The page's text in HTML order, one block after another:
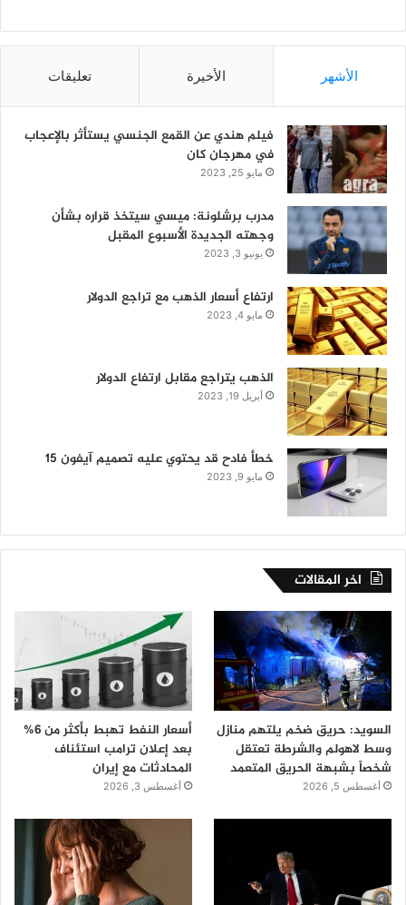
الأشهر الأخيرة تعليقات
فيلم هندي عن القمع الجنسي يستأثر بالإعجاب
في مهرجان كان
مايو 25, 2023
مدرب برشلونة: ميسي سيتخذ قراره بشأن
وجهته الجديدة الأسبوع المقبل
يونيو 3, 2023
ارتفاع أسعار الذهب مع تراجع الدولار
مايو 4, 2023
الذهب يتراجع مقابل ارتفاع الدولار
أبريل 19, 2023
خطأ فادح قد يحتوي عليه تصميم آيفون 15
مايو 9, 2023
اخر المقالات
السويد: حريق ضخم يلتهم منازل
وسط لاهولم والشرطة تعتقل
شخصاً بشبهة الحريق المتعمد
أغسطس 5, 2026
أسعار النفط تهبط بأكثر من 6%
بعد إعلان ترامب استئناف
المحادثات مع إيران
أغسطس 3, 2026